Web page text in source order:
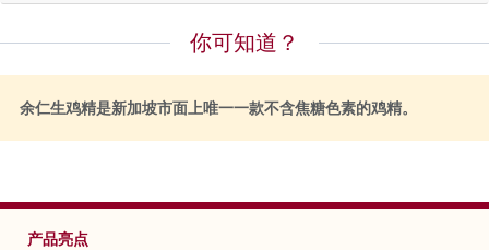
你可知道？
余仁生鸡精是新加坡市面上唯一一款不含焦糖色素的鸡精。
产品亮点